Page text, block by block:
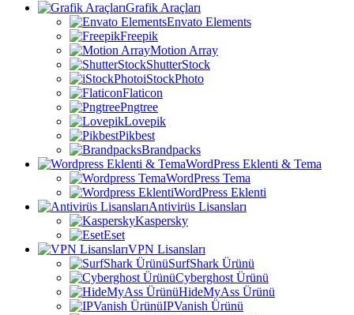
Grafik Araçları
Envato Elements
Freepik
Motion Array
ShutterStock
iStockPhoto
Flaticon
Pngtree
Lovepik
Pikbest
Brandpacks
WordPress Eklenti & Tema
WordPress Tema
WordPress Eklenti
Antivirüs Lisansları
Kaspersky
Eset
VPN Lisansları
SurfShark Ürünü
Cyberghost Ürünü
HideMyAss Ürünü
IPVanish Ürünü